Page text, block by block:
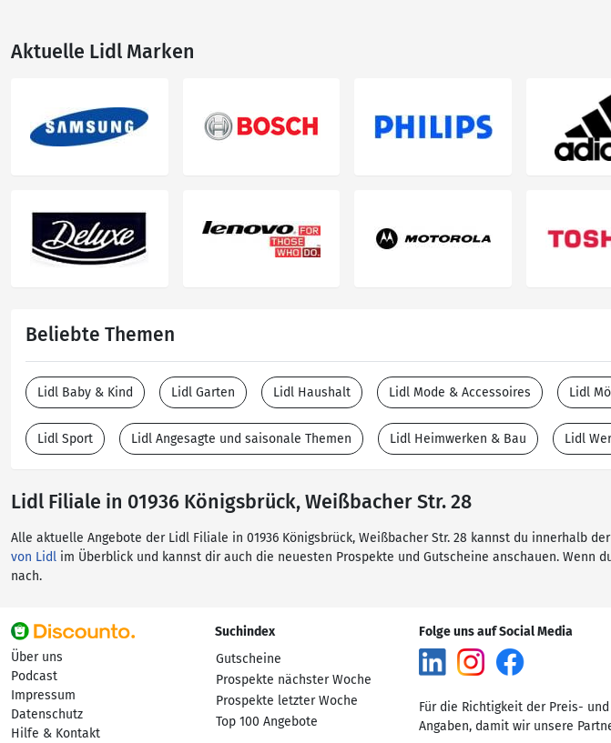
Aktuelle Lidl Marken
Beliebte Themen
Lidl Baby & Kind Lidl Garten Lidl Haushalt Lidl Mode & Accessoires Lidl
Lidl Sport Lidl Angesagte und saisonale Themen Lidl Heimwerken & Bau Lidl
Lidl Filiale in 01936 Königsbrück, Weißbacher Str. 28
Alle aktuelle Angebote der Lidl Filiale in 01936 Königsbrück, Weißbacher Str. 28 kannst du innerhalb
von Lidl im Überblick und kannst dir auch die neuesten Prospekte und Gutscheine anschauen. Wenn
nach.
Über uns
Podcast
Impressum
Datenschutz
Hilfe & Kontakt
Suchindex
Gutscheine
Prospekte nächster Woche
Prospekte letzter Woche
Top 100 Angebote
Folge uns auf Social Media
Für die Richtigkeit der Preis-
Angaben, damit wir unsere